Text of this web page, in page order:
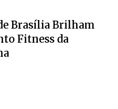
Brasília Brilham
Fitness da